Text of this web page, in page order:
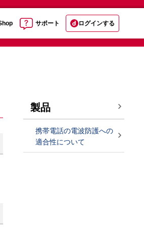
サポート ログインする
製品
携帯電話の電波防護への
適合性について